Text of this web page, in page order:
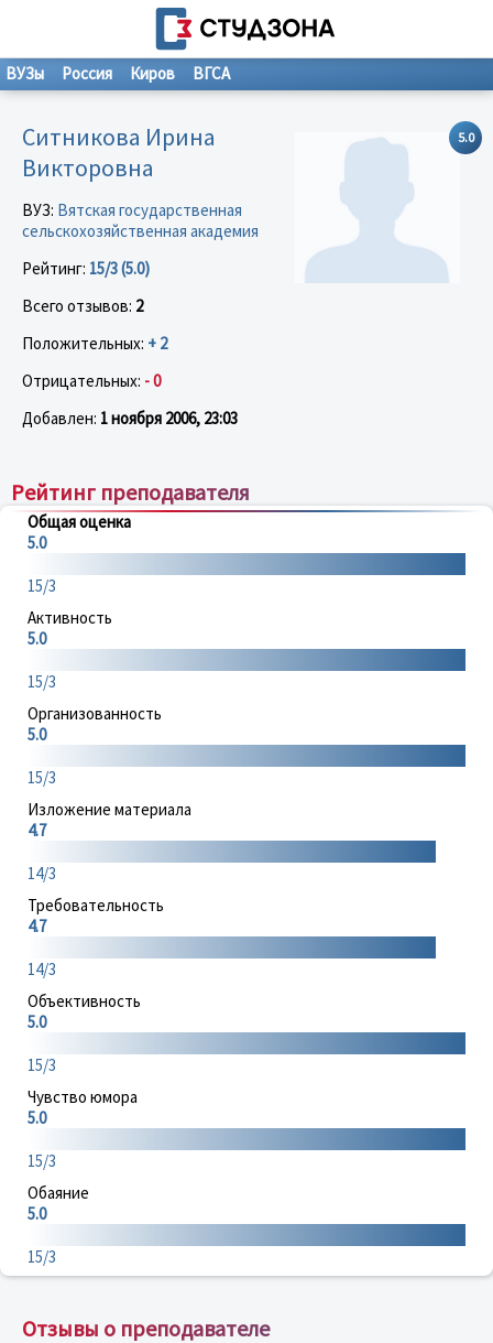
ВУЗы Россия Киров ВГСА
5.0
Ситникова Ирина
Викторовна
ВУЗ: Вятская государственная
сельскохозяйственная академия
Рейтинг: 15/3 (5.0)
Всего отзывов: 2
Положительных: + 2
Отрицательных: - 0
Добавлен: 1 ноября 2006, 23:03
Рейтинг преподавателя
Общая оценка
5.0
15/3
Активность
5.0
15/3
Организованность
5.0
15/3
Изложение материала
4.7
14/3
Требовательность
4.7
14/3
Объективность
5.0
15/3
Чувство юмора
5.0
15/3
Обаяние
5.0
15/3
Отзывы о преподавателе